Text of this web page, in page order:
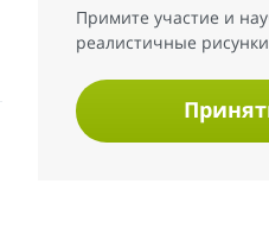
Примите участие и
реалистичные